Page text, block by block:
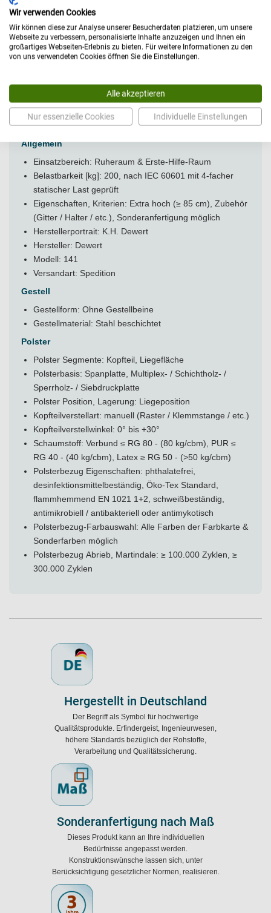
Technische Daten
Länge [cm]: 195
Höhe [cm]: Sondermaß möglich
Polsterstärken [mm]: 80, 100
Allgemein
Einsatzbereich: Ruheraum & Erste-Hilfe-Raum
Belastbarkeit [kg]: 200, nach IEC 60601 mit 4-facher
statischer Last geprüft
Eigenschaften, Kriterien: Extra hoch (≥ 85 cm), Zubehör
(Gitter / Halter / etc.), Sonderanfertigung möglich
Herstellerportrait: K.H. Dewert
Hersteller: Dewert
Modell: 141
Versandart: Spedition
Gestell
Gestellform: Ohne Gestellbeine
Gestellmaterial: Stahl beschichtet
Polster
Polster Segmente: Kopfteil, Liegefläche
Polsterbasis: Spanplatte, Multiplex- / Schichtholz- /
Sperrholz- / Siebdruckplatte
Polster Position, Lagerung: Liegeposition
Kopfteilverstellart: manuell (Raster / Klemmstange / etc.)
Kopfteilverstellwinkel: 0° bis +30°
Schaumstoff: Verbund ≤ RG 80 - (80 kg/cbm), PUR ≤
RG 40 - (40 kg/cbm), Latex ≥ RG 50 - (>50 kg/cbm)
Polsterbezug Eigenschaften: phthalatefrei,
desinfektionsmittelbeständig, Öko-Tex Standard,
flammhemmend EN 1021 1+2, schweißbeständig,
antimikrobiell / antibakteriell oder antimykotisch
Polsterbezug-Farbauswahl: Alle Farben der Farbkarte &
Sonderfarben möglich
Polsterbezug Abrieb, Martindale: ≥ 100.000 Zyklen, ≥
300.000 Zyklen
Hergestellt in Deutschland
Der Begriff als Symbol für hochwertige
Qualitätsprodukte. Erfindergeist, Ingenieurwesen,
höhere Standards bezüglich der Rohstoffe,
Verarbeitung und Qualitätssicherung.
Sonderanfertigung nach Maß
Dieses Produkt kann an Ihre individuellen
Bedürfnisse angepasst werden.
Konstruktionswünsche lassen sich, unter
Berücksichtigung gesetzlicher Normen, realisieren.
Wir verwenden Cookies
Wir können diese zur Analyse unserer Besucherdaten platzieren, um unsere
Webseite zu verbessern, personalisierte Inhalte anzuzeigen und Ihnen ein
großartiges Webseiten-Erlebnis zu bieten. Für weitere Informationen zu den
von uns verwendeten Cookies öffnen Sie die Einstellungen.
Alle akzeptieren
Nur essenzielle Cookies Individuelle Einstellungen